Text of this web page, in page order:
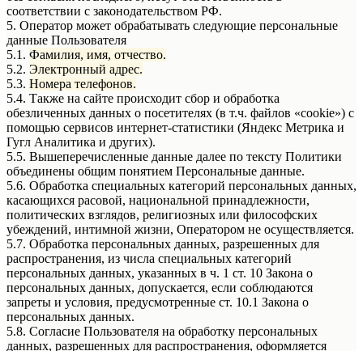
соответствии с законодательством РФ.
5. Оператор может обрабатывать следующие персональные
данные Пользователя
5.1. Фамилия, имя, отчество.
5.2. Электронный адрес.
5.3. Номера телефонов.
5.4. Также на сайте происходит сбор и обработка
обезличенных данных о посетителях (в т.ч. файлов «cookie») с
помощью сервисов интернет-статистики (Яндекс Метрика и
Гугл Аналитика и других).
5.5. Вышеперечисленные данные далее по тексту Политики
объединены общим понятием Персональные данные.
5.6. Обработка специальных категорий персональных данных,
касающихся расовой, национальной принадлежности,
политических взглядов, религиозных или философских
убеждений, интимной жизни, Оператором не осуществляется.
5.7. Обработка персональных данных, разрешенных для
распространения, из числа специальных категорий
персональных данных, указанных в ч. 1 ст. 10 Закона о
персональных данных, допускается, если соблюдаются
запреты и условия, предусмотренные ст. 10.1 Закона о
персональных данных.
5.8. Согласие Пользователя на обработку персональных
данных, разрешенных для распространения, оформляется